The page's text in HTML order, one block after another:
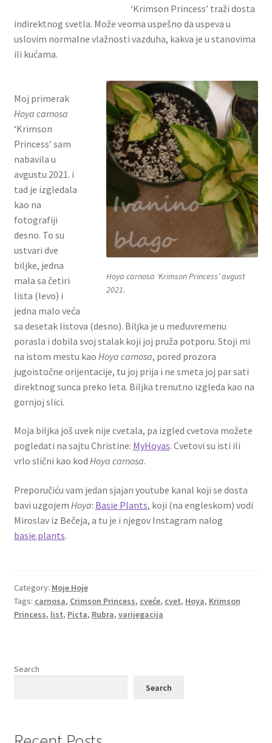
‘Krimson Princess’ traži dosta
indirektnog svetla. Može veoma uspešno da uspeva u
uslovim normalne vlažnosti vazduha, kakva je u stanovima
ili kućama.
Hoya carnosa ‘Krimson Princess’ avgust
2021.
Moj primerak
Hoya carnosa
‘Krimson
Princess’ sam
nabavila u
avgustu 2021. i
tad je izgledala
kao na
fotografiji
desno. To su
ustvari dve
biljke, jedna
mala sa četiri
lista (levo) i
jedna malo veća
sa desetak listova (desno). Biljka je u međuvremenu
porasla i dobila svoj stalak koji joj pruža potporu. Stoji mi
na istom mestu kao Hoya carnosa, pored prozora
jugoistočne orijentacije, tu joj prija i ne smeta joj par sati
direktnog sunca preko leta. Biljka trenutno izgleda kao na
gornjoj slici.
Moja biljka još uvek nije cvetala, pa izgled cvetova možete
pogledati na sajtu Christine: MyHoyas. Cvetovi su isti ili
vrlo slični kao kod Hoya carnosa.
Preporučiću vam jedan sjajan youtube kanal koji se dosta
bavi uzgojem Hoya: Basie Plants, koji (na engleskom) vodi
Miroslav iz Bečeja, a tu je i njegov Instagram nalog
basie.plants.
Category: Moje Hoje
Tags: carnosa, Crimson Princess, cveće, cvet, Hoya, Krimson
Princess, list, Picta, Rubra, varijegacija
Search
Search